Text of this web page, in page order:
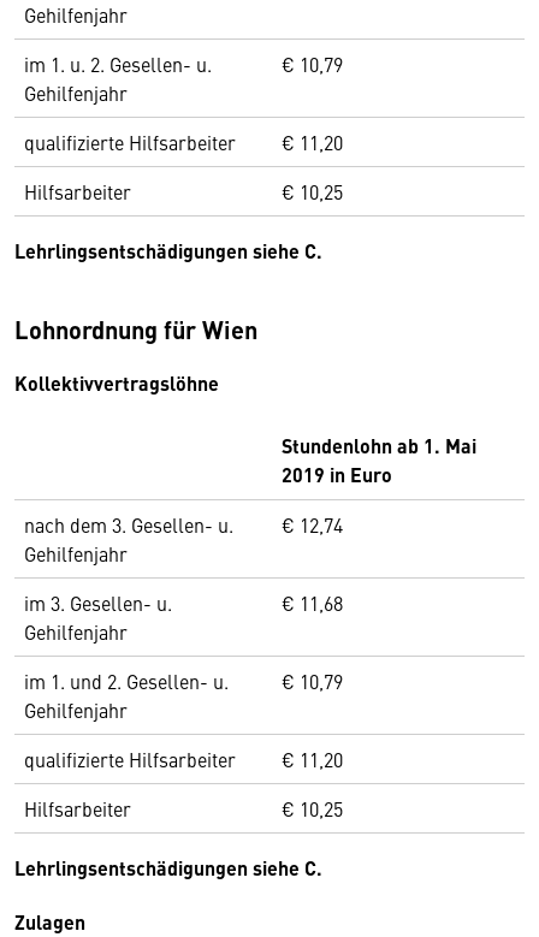
Gehilfenjahr
im 1. u. 2. Gesellen- u.
Gehilfenjahr
€ 10,79
qualifizierte Hilfsarbeiter
€ 11,20
Hilfsarbeiter
€ 10,25
Lehrlingsentschädigungen siehe C.
Lohnordnung für Wien
Kollektivvertragslöhne
Stundenlohn ab 1. Mai
2019 in Euro
nach dem 3. Gesellen- u.
Gehilfenjahr
€ 12,74
im 3. Gesellen- u.
Gehilfenjahr
€ 11,68
im 1. und 2. Gesellen- u.
Gehilfenjahr
€ 10,79
qualifizierte Hilfsarbeiter
€ 11,20
Hilfsarbeiter
€ 10,25
Lehrlingsentschädigungen siehe C.
Zulagen